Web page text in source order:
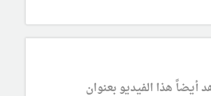
أيضاً هذا الفيديو بعنوان